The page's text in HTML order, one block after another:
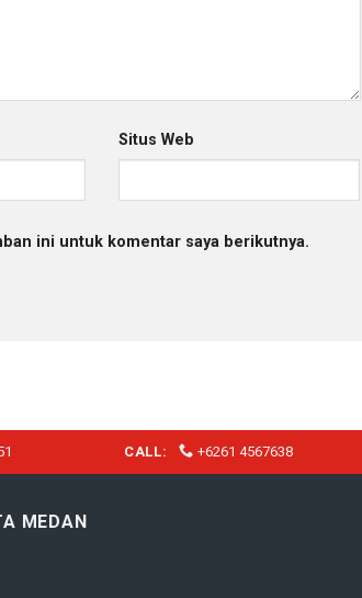
Situs Web
ini untuk komentar saya berikutnya.
CALL: +6261 4567638
MEDAN